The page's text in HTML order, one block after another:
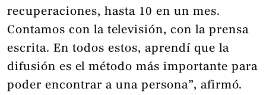
recuperaciones, hasta 10 en un mes.
Contamos con la televisión, con la prensa
escrita. En todos estos, aprendí que la
difusión es el método más importante para
poder encontrar a una persona”, afirmó.